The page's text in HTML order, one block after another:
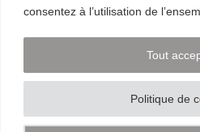
consentez à l’utilisation de
Politique de
Tout
Méta
Connexion
Flux des commentaires
Site de WordPress-FR